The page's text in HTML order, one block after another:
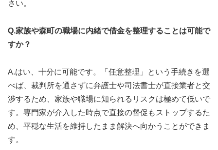
さい。
Q.家族や森町の職場に内緒で借金を整理することは可能で
すか？
A.はい、十分に可能です。「任意整理」という手続きを選
べば、裁判所を通さずに弁護士や司法書士が直接業者と交
渉するため、家族や職場に知られるリスクは極めて低いで
す。専門家が介入した時点で直接の督促もストップするた
め、平穏な生活を維持したまま解決へ向かうことができま
す。